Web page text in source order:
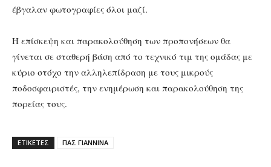
έβγαλαν φωτογραφίες όλοι μαζί.
Η επίσκεψη και παρακολούθηση των προπονήσεων θα
γίνεται σε σταθερή βάση από το τεχνικό τιμ της ομάδας με
κύριο στόχο την αλληλεπίδραση με τους μικρούς
ποδοσφαιριστές, την ενημέρωση και παρακολούθηση της
πορείας τους.
ΕΤΙΚΕΤΕΣ ΠΑΣ ΓΙΑΝΝΙΝΑ